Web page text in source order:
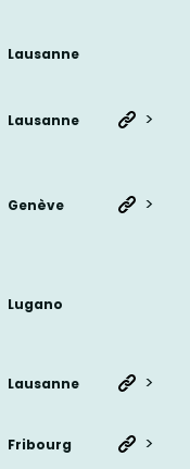
Lausanne
Lausanne >
Genève >
Lugano
Lausanne >
Fribourg >